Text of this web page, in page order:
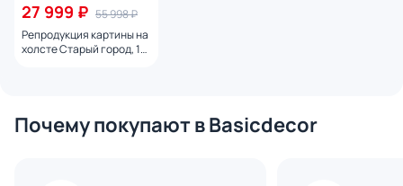
27 999 ₽ 55 998 ₽
Репродукция картины на
холсте Старый город, 19
Почему покупают в Basicdecor